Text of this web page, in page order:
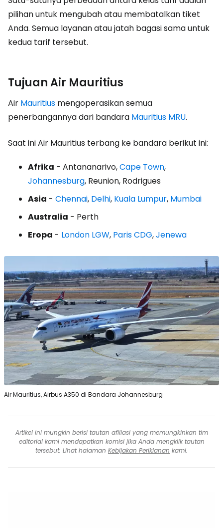
pilihan untuk mengubah atau membatalkan tiket
Anda. Semua layanan atau jatah bagasi sama untuk
kedua tarif tersebut.
Tujuan Air Mauritius
Air Mauritius mengoperasikan semua
penerbangannya dari bandara Mauritius MRU.
Saat ini Air Mauritius terbang ke bandara berikut ini:
Afrika - Antananarivo,Cape Town,
Johannesburg, Reunion, Rodrigues
Asia - Chennai, Delhi, Kuala Lumpur, Mumbai
Australia - Perth
Eropa - London LGW, Paris CDG,Jenewa
Air Mauritius, Airbus A350 di Bandara Johannesburg
Artikel ini mungkin berisi tautan afiliasi yang memungkinkan tim
editorial kami mendapatkan komisi jika Anda mengklik tautan
tersebut. Lihat halaman Kebijakan Periklanan kami.